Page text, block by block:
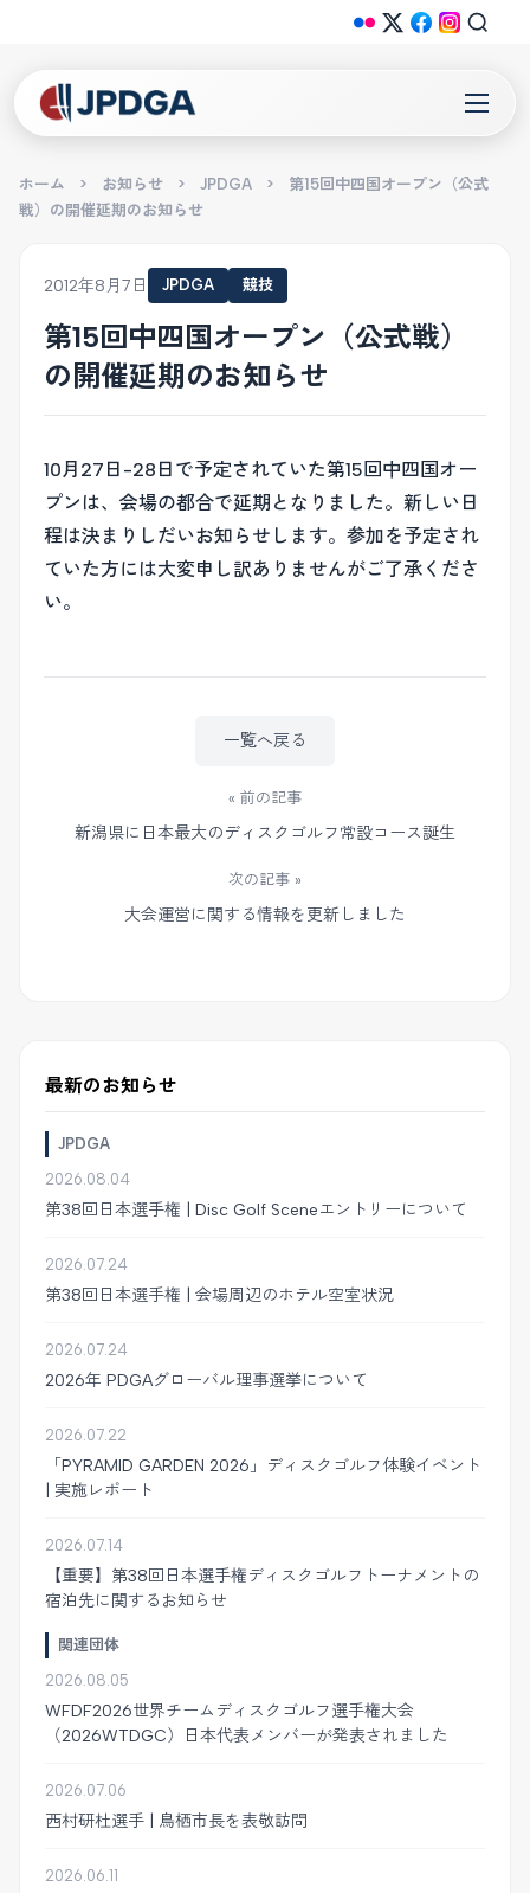
ホーム > お知らせ > JPDGA >
第15回中四国オープン（公式
戦）の開催延期のお知らせ
2012年8月7日 JPDGA 競技
第15回中四国オープン（公式戦）
の開催延期のお知らせ
10月27日-28日で予定されていた第15回中四国オー
プンは、会場の都合で延期となりました。新しい日
程は決まりしだいお知らせします。参加を予定され
ていた方には大変申し訳ありませんがご了承くださ
い。
« 前の記事
新潟県に日本最大のディスクゴルフ常設コース誕生
一覧へ戻る
次の記事 »
大会運営に関する情報を更新しました
最新のお知らせ
JPDGA
2026.08.04
第38回日本選手権 | Disc Golf Sceneエントリーについて
2026.07.24
第38回日本選手権 | 会場周辺のホテル空室状況
2026.07.24
2026年 PDGAグローバル理事選挙について
2026.07.22
「PYRAMID GARDEN 2026」ディスクゴルフ体験イベント
| 実施レポート
2026.07.14
【重要】第38回日本選手権ディスクゴルフトーナメントの
宿泊先に関するお知らせ
関連団体
2026.08.05
WFDF2026世界チームディスクゴルフ選手権大会
（2026WTDGC）日本代表メンバーが発表されました
2026.07.06
西村研杜選手 | 鳥栖市長を表敬訪問
2026.06.11